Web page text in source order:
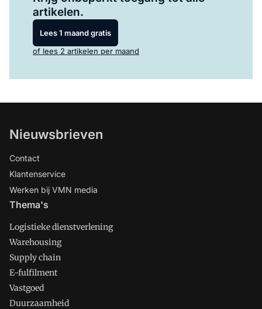
artikelen.
Lees 1 maand gratis
of lees 2 artikelen per maand
Nieuwsbrieven
Contact
Klantenservice
Werken bij VMN media
Thema's
Logistieke dienstverlening
Warehousing
Supply chain
E-fulfilment
Vastgoed
Duurzaamheid